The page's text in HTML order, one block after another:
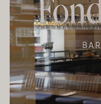
Han sido diez años
de compromiso